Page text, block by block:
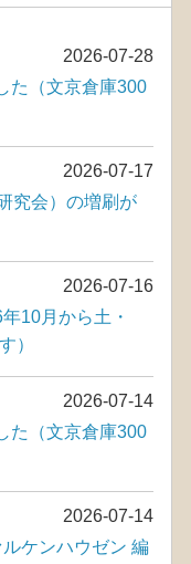
2026-07-28
た（文京倉庫300
2026-07-17
究会）の増刷が
2026-07-16
10月から土・
）
2026-07-14
た（文京倉庫300
2026-07-14
ケンハウゼン 編